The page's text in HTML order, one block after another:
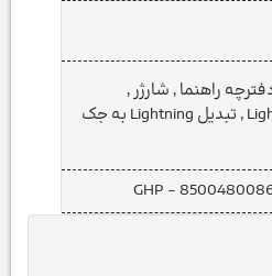
راهنما , شارژر ,
هندزفری , کابل Lightning , تبدیل Lightning به جک
GHP -